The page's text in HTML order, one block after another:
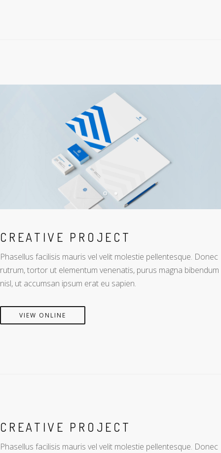
CREATIVE PROJECT
Phasellus facilisis mauris vel velit molestie pellentesque. Donec
rutrum, tortor ut elementum venenatis, purus magna bibendum
nisl, ut accumsan ipsum erat eu sapien.
VIEW ONLINE
CREATIVE PROJECT
Phasellus facilisis mauris vel velit molestie pellentesque. Donec